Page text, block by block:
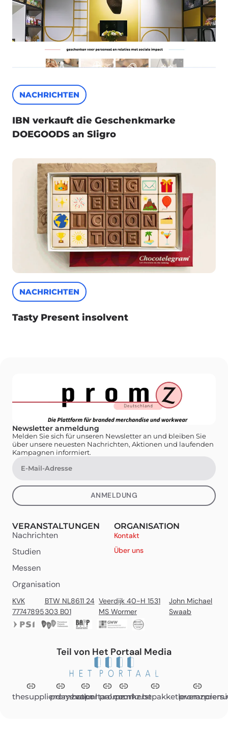
NACHRICHTEN
IBN verkauft die Geschenkmarke
DOEGOODS an Sligro
NACHRICHTEN
Tasty Present insolvent
Newsletter anmeldung
Melden Sie sich für unseren Newsletter an und bleiben Sie
über unsere neuesten Nachrichten, Aktionen und laufenden
Kampagnen informiert.
ANMELDUNG
VERANSTALTUNGEN
Nachrichten
Studien
Messen
Organisation
ORGANISATION
Kontakt
Über uns
KVK
77747895
BTW NL8611 24
303 B01
Veerdijk 40-H 1531
MS Wormer
John Michael
Swaab
Teil von Het Portaal Media
thesupplierdays.com
promzvak.nl
hetportaal.com
promz.nl
promz.be